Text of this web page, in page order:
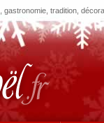
tradition,